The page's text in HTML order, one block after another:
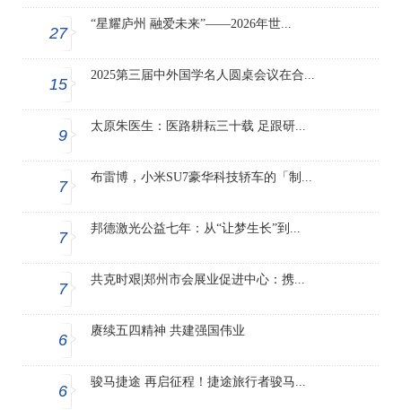
27
“星耀庐州 融爱未来”——2026年世...
15
2025第三届中外国学名人圆桌会议在合...
9
太原朱医生：医路耕耘三十载 足跟研...
7
布雷博，小米SU7豪华科技轿车的「制...
7
邦德激光公益七年：从“让梦生长”到...
7
共克时艰|郑州市会展业促进中心：携...
6
赓续五四精神 共建强国伟业
6
骏马捷途 再启征程！捷途旅行者骏马...